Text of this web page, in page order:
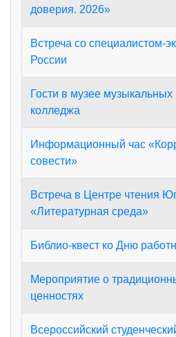
доверия. 2026»
Встреча со специалистом-
России
Гости в музее музыкальных
колледжа
Информационный час
совести»
Встреча в Центре чтения
«Литературная среда»
Библио-квест ко Дню
Мероприятие о
ценностях
Всероссийский